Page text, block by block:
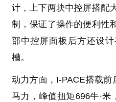
计，上下两块中控屏搭配
制，保证了操作的便利性
部中控屏面板后方还设
槽。
动力方面，I-PACE搭载
马力，峰值扭矩696牛·米